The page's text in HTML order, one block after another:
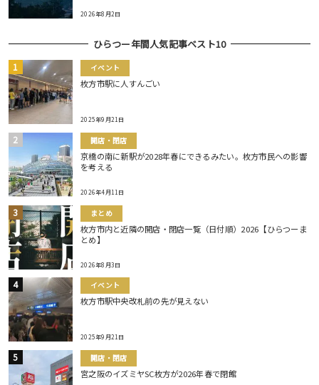
2026年8月2日
ひらつー年間人気記事ベスト10
イベント
枚方市駅に人すんごい
2025年9月21日
開店・閉店
京橋の南に新駅が2028年春にできるみたい。枚方市民への影響
を考える
2026年4月11日
まとめ
枚方市内と近隣の開店・閉店一覧（日付順）2026【ひらつーま
とめ】
2026年8月3日
イベント
枚方市駅中央改札前の先が見えない
2025年9月21日
開店・閉店
宮之阪のイズミヤSC枚方が2026年春で閉館